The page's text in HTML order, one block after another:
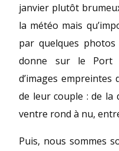
janvier plutôt
la météo mais
par quelques
donne sur le Port
d’images empreintes
de leur couple : de la
ventre rond à nu,
Puis, nous sommes